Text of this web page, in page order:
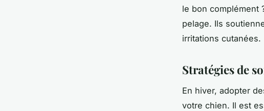
le bon complément
pelage. Ils
irritations cutanées.
Stratégies de
En hiver, adopter
votre chien. Il est